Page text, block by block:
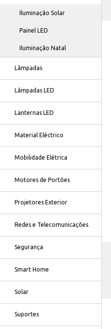
Iluminação Solar
Painel LED
Iluminação Natal
Lâmpadas
Lâmpadas LED
Lanternas LED
Material Eléctrico
Mobilidade Elétrica
Motores de Portões
Projetores Exterior
Redes e Telecomunicações
Segurança
Smart Home
Solar
Suportes